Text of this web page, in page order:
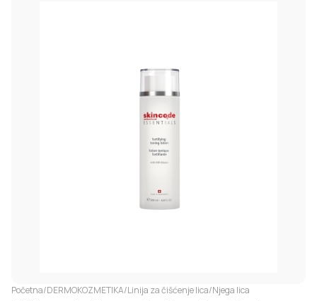
Početna/DERMOKOZMETIKA/Linija za čišćenje lica/Njega lica